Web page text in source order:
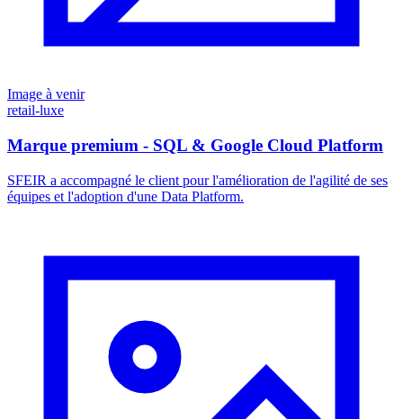
Image à venir
retail-luxe
Marque premium - SQL & Google Cloud Platform
SFEIR a accompagné le client pour l'amélioration de l'agilité de ses
équipes et l'adoption d'une Data Platform.